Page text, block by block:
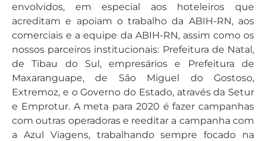
envolvidos, em especial aos hoteleiros que
acreditam e apoiam o trabalho da ABIH-RN, aos
comerciais e a equipe da ABIH-RN, assim como os
nossos parceiros institucionais: Prefeitura de Natal,
de Tibau do Sul, empresários e Prefeitura de
Maxaranguape, de São Miguel do Gostoso,
Extremoz, e o Governo do Estado, através da Setur
e Emprotur. A meta para 2020 é fazer campanhas
com outras operadoras e reeditar a campanha com
a Azul Viagens, trabalhando sempre focado na